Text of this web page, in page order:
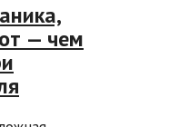
— чем